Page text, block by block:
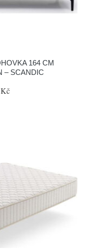
164 CM
– SCANDIC